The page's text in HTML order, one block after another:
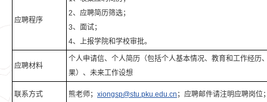
应聘程序
2、应聘简历筛选；
3、面试；
4、上报学院和学校审批。
应聘材料
个人申请信、个人简历（包括个人基本情况、教育和工作经历
果）、未来工作设想
联系方式 熊老师； xiongsp@stu.pku.edu.cn ；应聘邮件请注明应聘岗位